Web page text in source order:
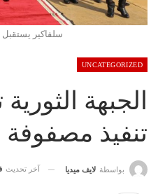
سلفاكير يستقبل
UNCATEGORIZED
الجبهة
تنفيذ مصفوفة
بواسطة لايف ميديا آخر تحديث